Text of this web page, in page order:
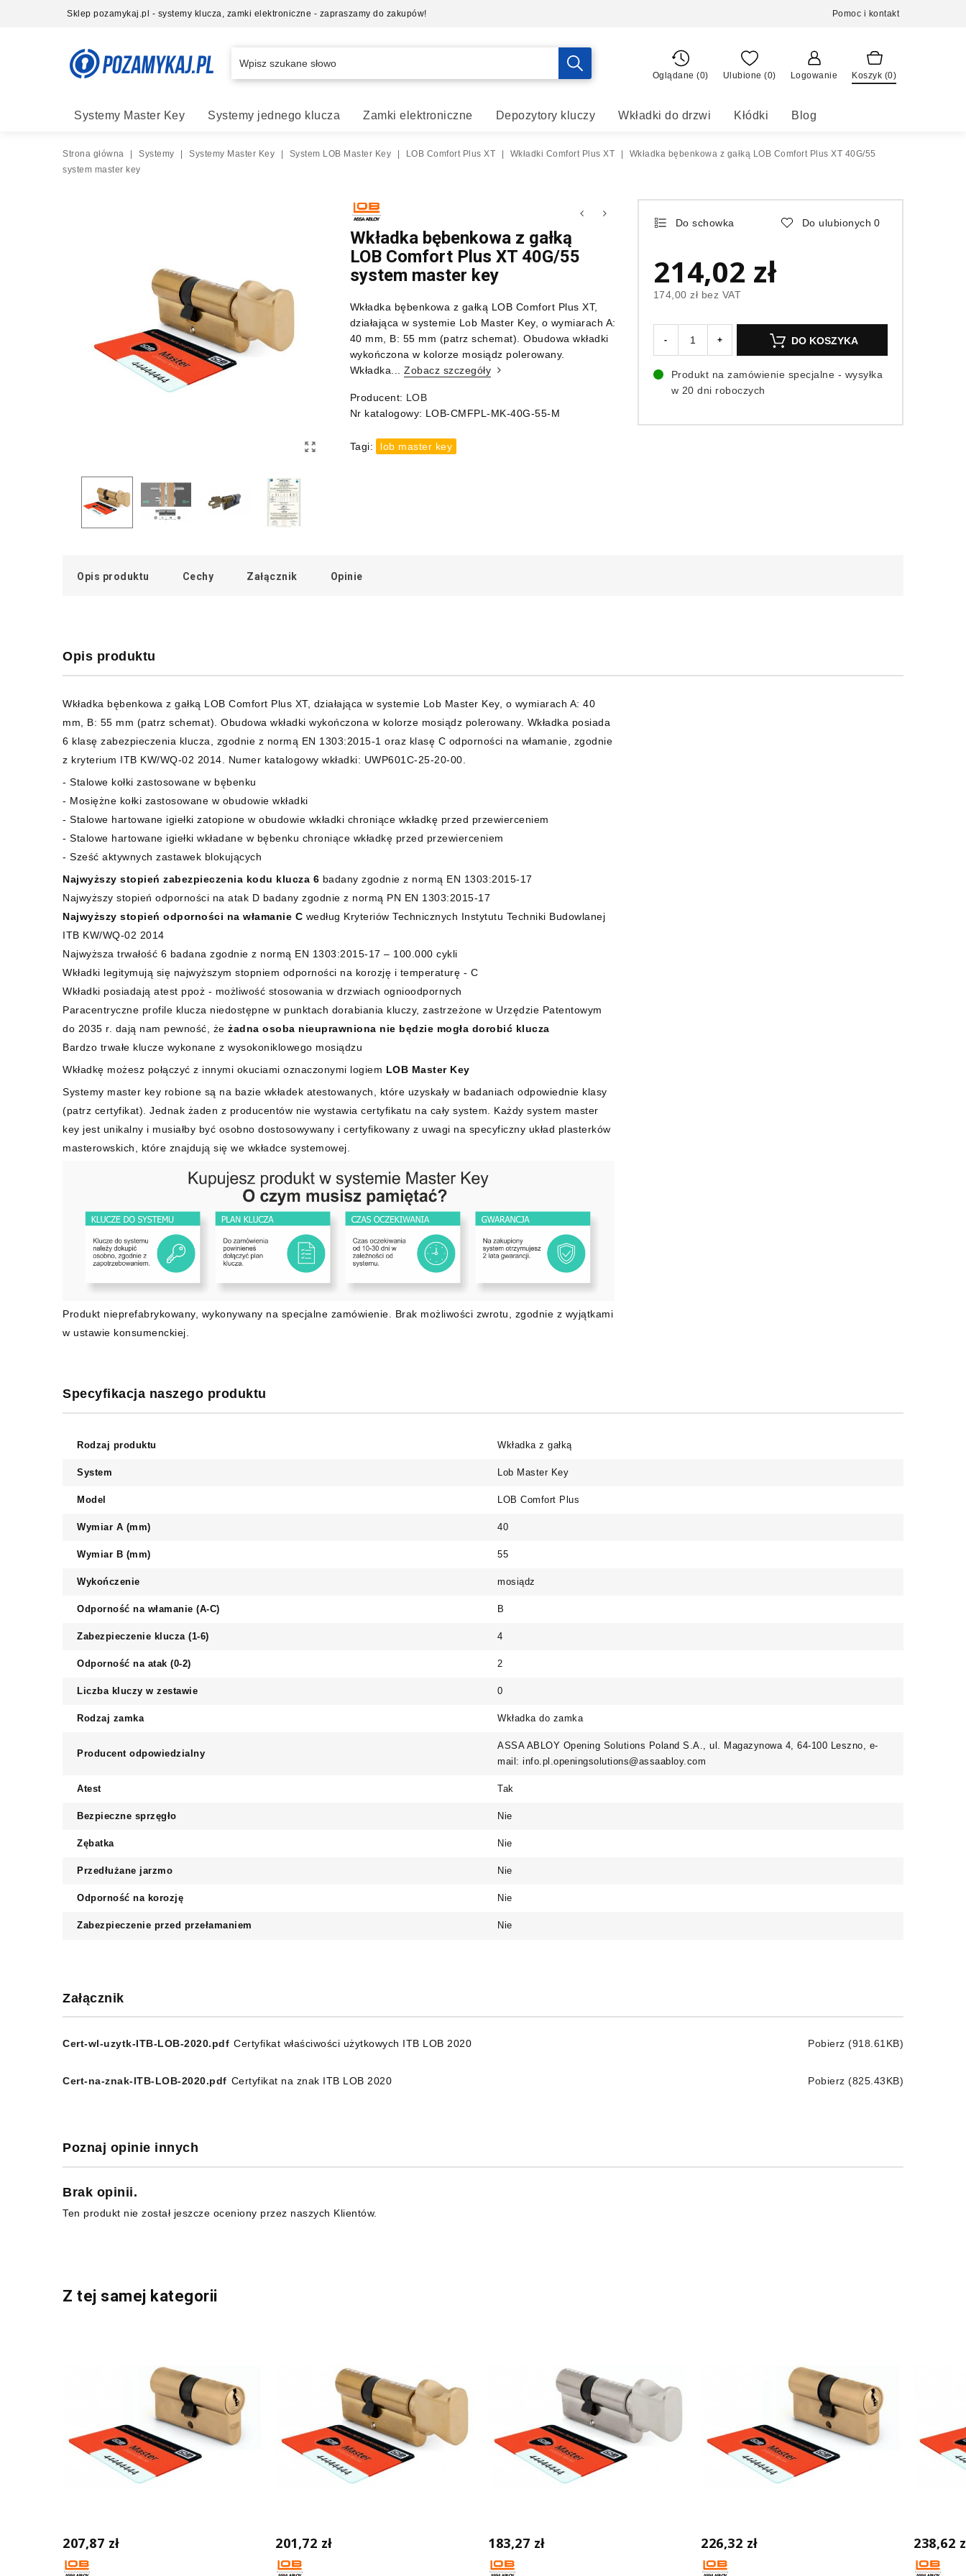
Sklep pozamykaj.pl - systemy klucza, zamki elektroniczne - zapraszamy do zakupów! Pomoc i kontakt
Oglądane (0) Ulubione (0) Logowanie Koszyk (0)
Systemy Master Key Systemy jednego klucza Zamki elektroniczne Depozytory kluczy Wkładki do drzwi Kłódki Blog
Strona główna Systemy Systemy Master Key System LOB Master Key LOB Comfort Plus XT Wkładki Comfort Plus XT
Wkładka bębenkowa z gałką LOB Comfort Plus XT 40G/55
system master key
Wkładka bębenkowa z gałką
LOB Comfort Plus XT 40G/55
system master key
Wkładka bębenkowa z gałką LOB Comfort Plus XT,
działająca w systemie Lob Master Key, o wymiarach A:
40 mm, B: 55 mm (patrz schemat). Obudowa wkładki
wykończona w kolorze mosiądz polerowany.
Wkładka...Zobacz szczegóły
Producent: LOB
Nr katalogowy: LOB-CMFPL-MK-40G-55-M
Tagi: lob master key
Do schowka Do ulubionych 0
214,02 zł
174,00 zł bez VAT
- + DO KOSZYKA
Produkt na zamówienie specjalne - wysyłka
w 20 dni roboczych
Opis produktu Cechy Załącznik Opinie
Opis produktu
Wkładka bębenkowa z gałką LOB Comfort Plus XT, działająca w systemie Lob Master Key, o wymiarach A: 40
mm, B: 55 mm (patrz schemat). Obudowa wkładki wykończona w kolorze mosiądz polerowany. Wkładka posiada
6 klasę zabezpieczenia klucza, zgodnie z normą EN 1303:2015-1 oraz klasę C odporności na włamanie, zgodnie
z kryterium ITB KW/WQ-02 2014. Numer katalogowy wkładki: UWP601C-25-20-00.
- Stalowe kołki zastosowane w bębenku
- Mosiężne kołki zastosowane w obudowie wkładki
- Stalowe hartowane igiełki zatopione w obudowie wkładki chroniące wkładkę przed przewierceniem
- Stalowe hartowane igiełki wkładane w bębenku chroniące wkładkę przed przewierceniem
- Sześć aktywnych zastawek blokujących
Najwyższy stopień zabezpieczenia kodu klucza 6 badany zgodnie z normą EN 1303:2015-17
Najwyższy stopień odporności na atak D badany zgodnie z normą PN EN 1303:2015-17
Najwyższy stopień odporności na włamanie C według Kryteriów Technicznych Instytutu Techniki Budowlanej
ITB KW/WQ-02 2014
Najwyższa trwałość 6 badana zgodnie z normą EN 1303:2015-17 – 100.000 cykli
Wkładki legitymują się najwyższym stopniem odporności na korozję i temperaturę - C
Wkładki posiadają atest ppoż - możliwość stosowania w drzwiach ognioodpornych
Paracentryczne profile klucza niedostępne w punktach dorabiania kluczy, zastrzeżone w Urzędzie Patentowym
do 2035 r. dają nam pewność, że żadna osoba nieuprawniona nie będzie mogła dorobić klucza
Bardzo trwałe klucze wykonane z wysokoniklowego mosiądzu
Wkładkę możesz połączyć z innymi okuciami oznaczonymi logiem LOB Master Key
Systemy master key robione są na bazie wkładek atestowanych, które uzyskały w badaniach odpowiednie klasy
(patrz certyfikat). Jednak żaden z producentów nie wystawia certyfikatu na cały system. Każdy system master
key jest unikalny i musiałby być osobno dostosowywany i certyfikowany z uwagi na specyficzny układ plasterków
masterowskich, które znajdują się we wkładce systemowej.
Produkt nieprefabrykowany, wykonywany na specjalne zamówienie. Brak możliwości zwrotu, zgodnie z wyjątkami
w ustawie konsumenckiej.
Specyfikacja naszego produktu
Rodzaj produktu Wkładka z gałką
System Lob Master Key
Model LOB Comfort Plus
Wymiar A (mm) 40
Wymiar B (mm) 55
Wykończenie mosiądz
Odporność na włamanie (A-C) B
Zabezpieczenie klucza (1-6) 4
Odporność na atak (0-2) 2
Liczba kluczy w zestawie 0
Rodzaj zamka Wkładka do zamka
Producent odpowiedzialny
ASSA ABLOY Opening Solutions Poland S.A., ul. Magazynowa 4, 64-100 Leszno, e-
mail: info.pl.openingsolutions@assaabloy.com
Atest Tak
Bezpieczne sprzęgło Nie
Zębatka Nie
Przedłużane jarzmo Nie
Odporność na korozję Nie
Zabezpieczenie przed przełamaniem Nie
Załącznik
Cert-wl-uzytk-ITB-LOB-2020.pdf Certyfikat właściwości użytkowych ITB LOB 2020 Pobierz (918.61KB)
Cert-na-znak-ITB-LOB-2020.pdf Certyfikat na znak ITB LOB 2020 Pobierz (825.43KB)
Poznaj opinie innych
Brak opinii.
Ten produkt nie został jeszcze oceniony przez naszych Klientów.
Z tej samej kategorii
207,87 zł 201,72 zł 183,27 zł 226,32 zł 238,62